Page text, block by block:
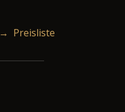
→ Preisliste